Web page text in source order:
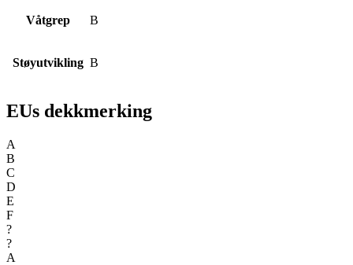
Våtgrep B
Støyutvikling B
EUs dekkmerking
A
B
C
D
E
F
?
?
A